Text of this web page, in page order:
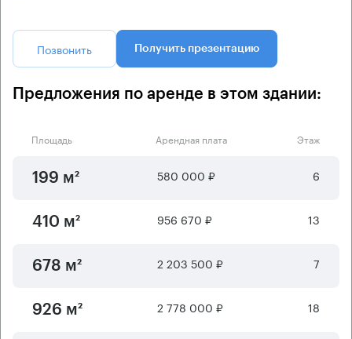
Позвонить Получить презентацию
Предложения по аренде в этом здании:
Площадь Арендная плата Этаж
199 м² 580 000 ₽ 6
410 м² 956 670 ₽ 13
678 м² 2 203 500 ₽ 7
926 м² 2 778 000 ₽ 18